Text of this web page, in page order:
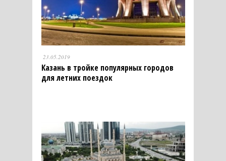
23.05.2019
Казань в тройке популярных городов
для летних поездок